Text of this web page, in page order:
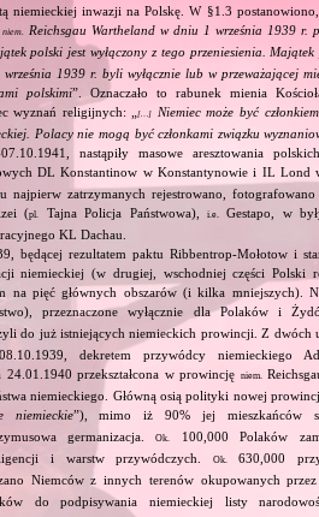
inwazji na Polskę. W §1.3 postanowiono,
niem.
Reichsgau Wartheland w dniu 1 września 1939 r.
polski jest wyłączony z tego przeniesienia.
1939 r. byli wyłącznie lub w przeważającej
polskimi”. Oznaczało to rabunek mienia
wyznań religijnych: „[…]
Niemiec może być
Polacy nie mogą być członkami związku
nastąpiły masowe aresztowania
DL Konstantinow w Konstantynowie i IL Lond
zatrzymanych rejestrowano, fotografowano
(pl. Tajna Policja Państwowa), i.e. Gestapo, w
KL Dachau.
będącej rezultatem paktu Ribbentrop‐Mołotow i
niemieckiej (w drugiej, wschodniej części Polski
pięć głównych obszarów (i kilka mniejszych).
przeznaczone wyłącznie dla Polaków i
do już istniejących niemieckich prowincji. Z dwóch
dekretem przywódcy niemieckiego
przekształcona w prowincję niem.
niemieckiego. Główną osią polityki nowej
niemieckie”), mimo iż 90% jej mieszkańców
germanizacja.Ok. 100,000 Polaków
i warstw przywódczych. Ok.
630,000
Niemców z innych terenów okupowanych
do podpisywania niemieckiej listy